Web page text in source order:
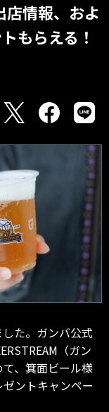
店情報、およ
もらえる！
た。ガンバ公式
（ガン
、箕面ビール様
ントキャンペー